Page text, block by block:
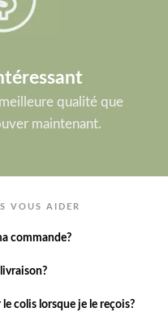
qualité que
maintenant.
VOUS AIDER
commande?
colis lorsque je le reçois?